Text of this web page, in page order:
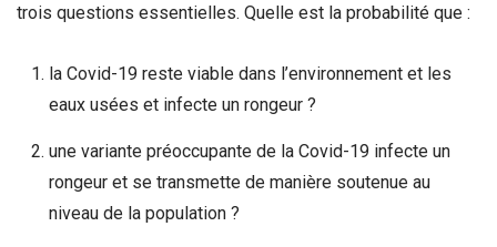
trois questions essentielles. Quelle est la probabilité que :
la Covid-19 reste viable dans l’environnement et les
eaux usées et infecte un rongeur ?
une variante préoccupante de la Covid-19 infecte un
rongeur et se transmette de manière soutenue au
niveau de la population ?